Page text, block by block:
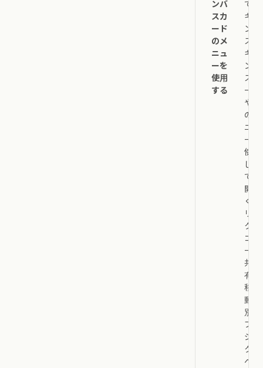
ンバ
スカ
ード
のメ
ニュ
ーを
使用
する
ての
キャ
ンバ
スで
キャ
ンバ
スカ
ード
や行
のメ
ニュ
ーを
使用
し
て、
開
く、
リン
クの
コピ
ー、
共
有、
移
動、
別の
プロ
ジェ
クト
への